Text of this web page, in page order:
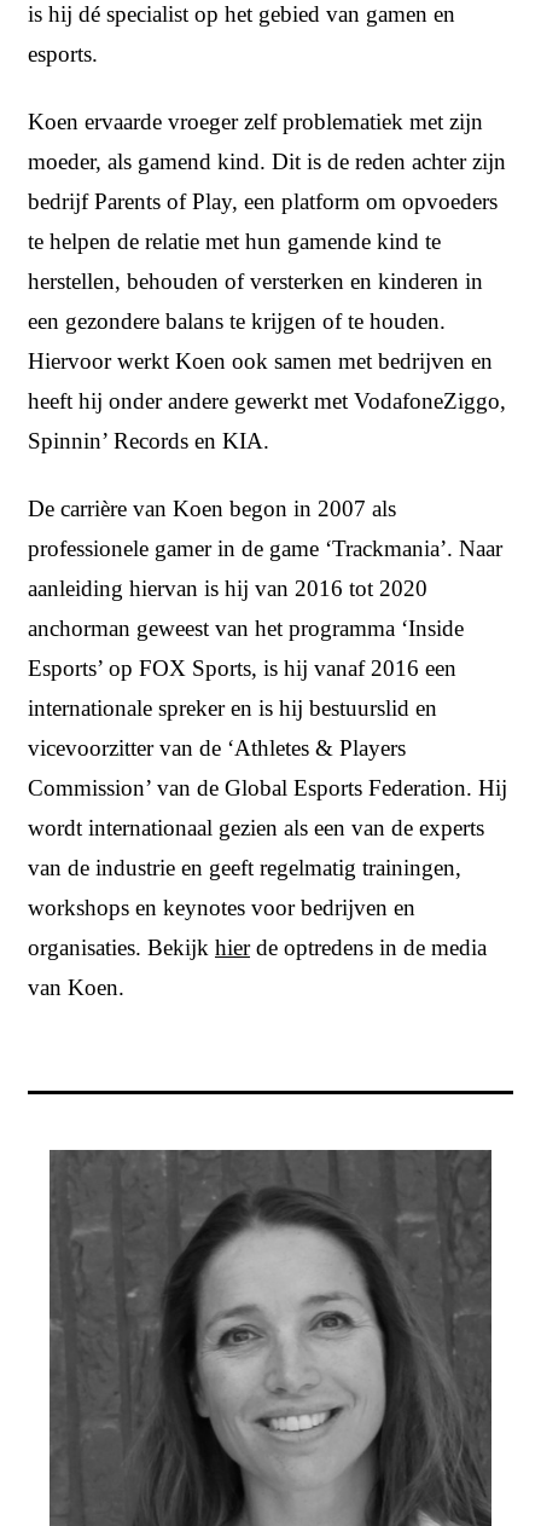
is hij dé specialist op het gebied van gamen en
esports.
Koen ervaarde vroeger zelf problematiek met zijn
moeder, als gamend kind. Dit is de reden achter zijn
bedrijf Parents of Play, een platform om opvoeders
te helpen de relatie met hun gamende kind te
herstellen, behouden of versterken en kinderen in
een gezondere balans te krijgen of te houden.
Hiervoor werkt Koen ook samen met bedrijven en
heeft hij onder andere gewerkt met VodafoneZiggo,
Spinnin’ Records en KIA.
De carrière van Koen begon in 2007 als
professionele gamer in de game ‘Trackmania’. Naar
aanleiding hiervan is hij van 2016 tot 2020
anchorman geweest van het programma ‘Inside
Esports’ op FOX Sports, is hij vanaf 2016 een
internationale spreker en is hij bestuurslid en
vicevoorzitter van de ‘Athletes & Players
Commission’ van de Global Esports Federation. Hij
wordt internationaal gezien als een van de experts
van de industrie en geeft regelmatig trainingen,
workshops en keynotes voor bedrijven en
organisaties. Bekijk hierde optredens in de media
van Koen.